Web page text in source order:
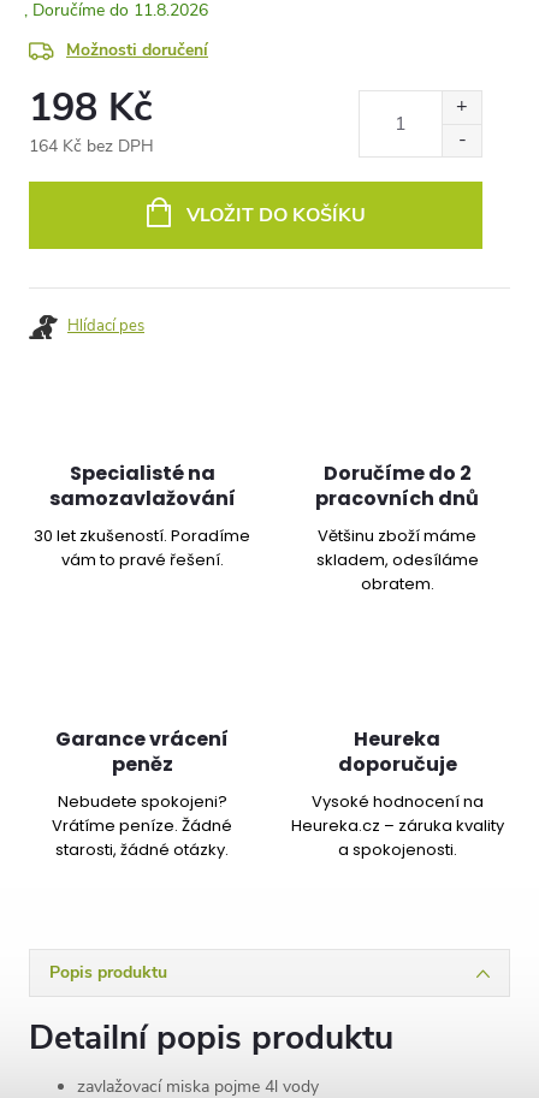
11.8.2026
Možnosti doručení
198 Kč
164 Kč bez DPH
VLOŽIT DO KOŠÍKU
Hlídací pes
Specialisté na
samozavlažování
30 let zkušeností. Poradíme
vám to pravé řešení.
Doručíme do 2
pracovních dnů
Většinu zboží máme
skladem, odesíláme
obratem.
Garance vrácení
peněz
Nebudete spokojeni?
Vrátíme peníze. Žádné
starosti, žádné otázky.
Heureka
doporučuje
Vysoké hodnocení na
Heureka.cz – záruka kvality
a spokojenosti.
Popis produktu
Detailní popis produktu
zavlažovací miska pojme 4l vody